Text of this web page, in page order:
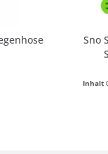
Sno
Inhalt